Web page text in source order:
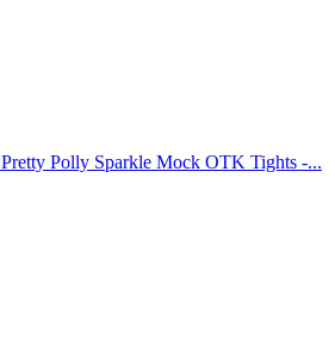
Pretty Polly Sparkle Mock OTK Tights -...